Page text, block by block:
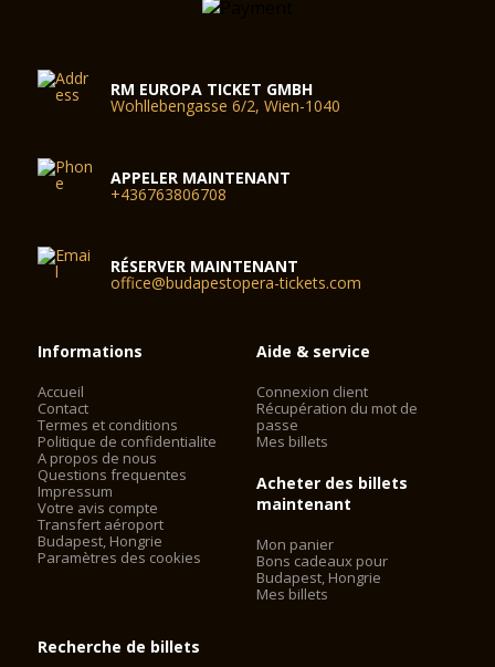
RM EUROPA TICKET GMBH
Wohllebengasse 6/2, Wien-1040
APPELER MAINTENANT
+436763806708
RÉSERVER MAINTENANT
office@budapestopera-tickets.com
Informations
Accueil
Contact
Termes et conditions
Politique de confidentialite
A propos de nous
Questions frequentes
Impressum
Votre avis compte
Transfert aéroport
Budapest, Hongrie
Paramètres des cookies
Aide & service
Connexion client
Récupération du mot de
passe
Mes billets
Acheter des billets
maintenant
Mon panier
Bons cadeaux pour
Budapest, Hongrie
Mes billets
Recherche de billets